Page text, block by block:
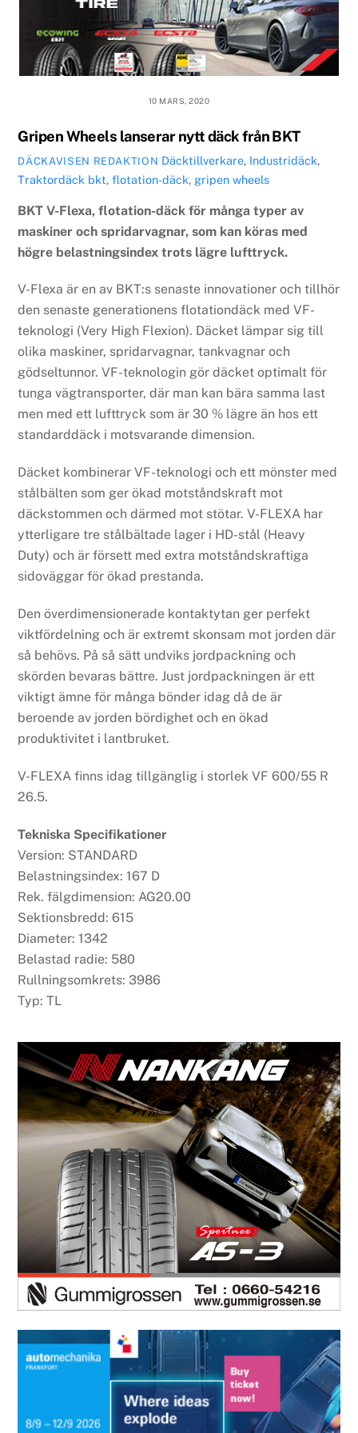
10 MARS, 2020
Gripen Wheels lanserar nytt däck från BKT
DÄCKAVISEN REDAKTION Däcktillverkare, Industridäck,
Traktordäck bkt,flotation-däck, gripen wheels
BKT V-Flexa, flotation-däck för många typer av
maskiner och spridarvagnar, som kan köras med
högre belastningsindex trots lägre lufttryck.
V-Flexa är en av BKT:s senaste innovationer och tillhör
den senaste generationens flotationdäck med VF-
teknologi (Very High Flexion). Däcket lämpar sig till
olika maskiner, spridarvagnar, tankvagnar och
gödseltunnor. VF-teknologin gör däcket optimalt för
tunga vägtransporter, där man kan bära samma last
men med ett lufttryck som är 30 % lägre än hos ett
standarddäck i motsvarande dimension.
Däcket kombinerar VF-teknologi och ett mönster med
stålbälten som ger ökad motståndskraft mot
däckstommen och därmed mot stötar. V-FLEXA har
ytterligare tre stålbältade lager i HD-stål (Heavy
Duty) och är försett med extra motståndskraftiga
sidoväggar för ökad prestanda.
Den överdimensionerade kontaktytan ger perfekt
viktfördelning och är extremt skonsam mot jorden där
så behövs. På så sätt undviks jordpackning och
skörden bevaras bättre. Just jordpackningen är ett
viktigt ämne för många bönder idag då de är
beroende av jorden bördighet och en ökad
produktivitet i lantbruket.
V-FLEXA finns idag tillgänglig i storlek VF 600/55 R
26.5.
Tekniska Specifikationer
Version: STANDARD
Belastningsindex: 167 D
Rek. fälgdimension: AG20.00
Sektionsbredd: 615
Diameter: 1342
Belastad radie: 580
Rullningsomkrets: 3986
Typ: TL